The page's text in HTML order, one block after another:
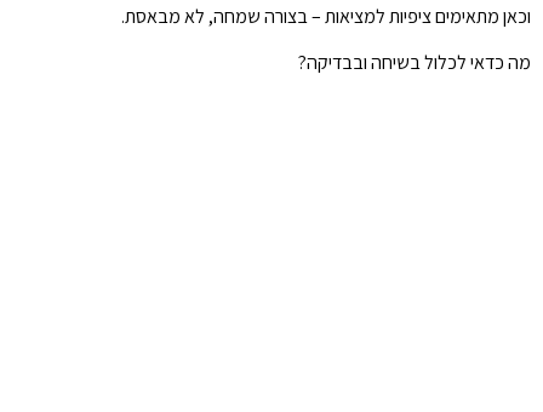
וכאן מתאימים ציפיות למציאות – בצורה שמחה, לא מבאסת.
מה כדאי לכלול בשיחה ובבדיקה?